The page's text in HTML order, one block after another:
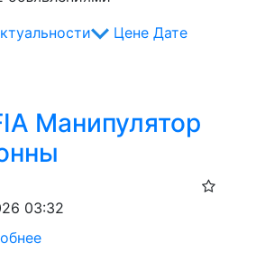
Цене Дате
Манипулятор
03:32